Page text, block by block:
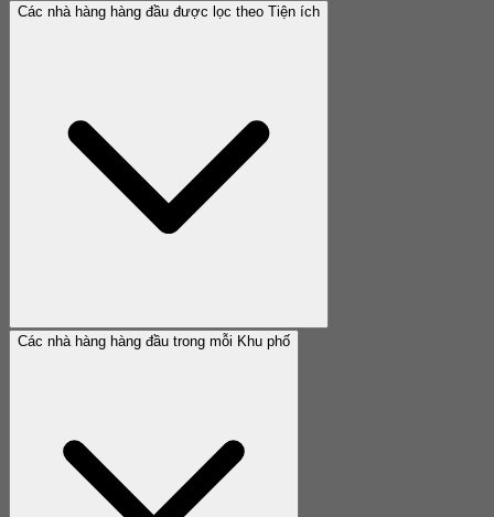
Các nhà hàng hàng đầu được lọc theo Tiện ích
Các nhà hàng hàng đầu trong mỗi Khu phố